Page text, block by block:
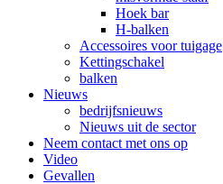
Hoek bar
H-balken
Accessoires voor tuigage
Kettingschakel
balken
Nieuws
bedrijfsnieuws
Nieuws uit de sector
Neem contact met ons op
Video
Gevallen